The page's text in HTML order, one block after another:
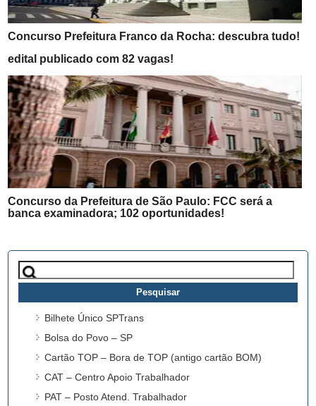
Concurso Prefeitura Franco da Rocha: descubra tudo!
edital publicado com 82 vagas!
Concurso da Prefeitura de São Paulo: FCC será a
banca examinadora; 102 oportunidades!
Pesquisar
por:
Bilhete Único SPTrans
Bolsa do Povo – SP
Cartão TOP – Bora de TOP (antigo cartão BOM)
CAT – Centro Apoio Trabalhador
PAT – Posto Atend. Trabalhador